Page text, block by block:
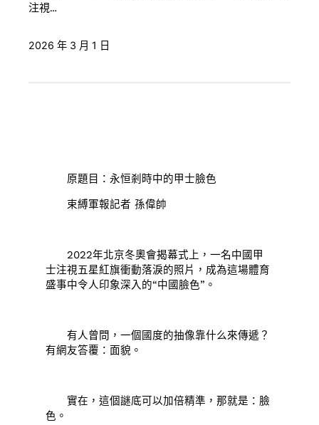
注視…
2026 年 3 月 1 日
原題目：永恒剎時中的甲士臉色
束縛軍報記者 孫偉帥
2022年北京冬奧會揭幕式上，一名中國甲
士注視五星紅旗衝動落淚的照片，成為這場體育
盛事中令人印象深入的“中國臉色”。
有人曾問，一個國度的抽像靠什么來傳遞？
有網友答覆：面貌。
實在，這個謎底可以加倍精準，那就是：臉
色。